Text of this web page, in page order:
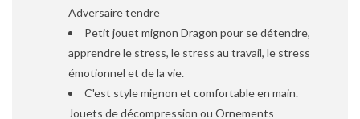
Adversaire tendre
Petit jouet mignon Dragon pour se détendre,
apprendre le stress, le stress au travail, le stress
émotionnel et de la vie.
C'est style mignon et comfortable en main.
Jouets de décompression ou Ornements